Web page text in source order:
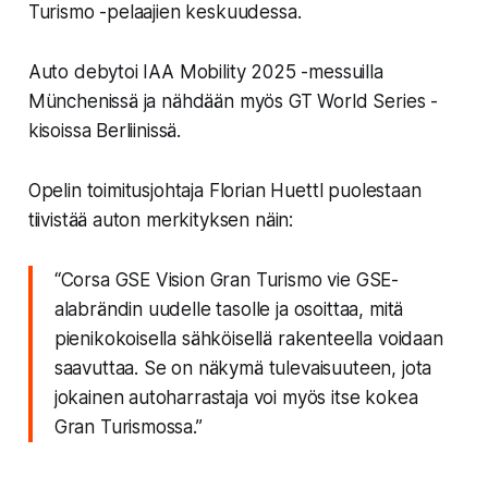
Turismo -pelaajien keskuudessa.
Auto debytoi IAA Mobility 2025 -messuilla
Münchenissä ja nähdään myös GT World Series -
kisoissa Berliinissä.
Opelin toimitusjohtaja Florian Huettl puolestaan
tiivistää auton merkityksen näin:
“Corsa GSE Vision Gran Turismo vie GSE-
alabrändin uudelle tasolle ja osoittaa, mitä
pienikokoisella sähköisellä rakenteella voidaan
saavuttaa. Se on näkymä tulevaisuuteen, jota
jokainen autoharrastaja voi myös itse kokea
Gran Turismossa.”